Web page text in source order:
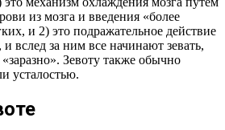
из мозга и введения «более
и 2) это подражательное действие
вслед за ним все начинают зевать,
Зевоту также обычно
усталостью.